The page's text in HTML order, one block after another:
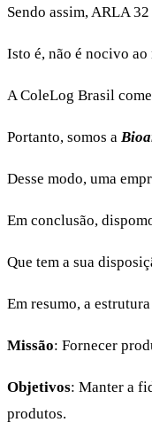
Sendo assim, ARLA
Isto é, não é nocivo
A ColeLog Brasil
Portanto, somos a
Desse modo, uma
Em conclusão,
Que tem a sua
Em resumo, a
Missão: Fornecer
Objetivos: Manter a
produtos.